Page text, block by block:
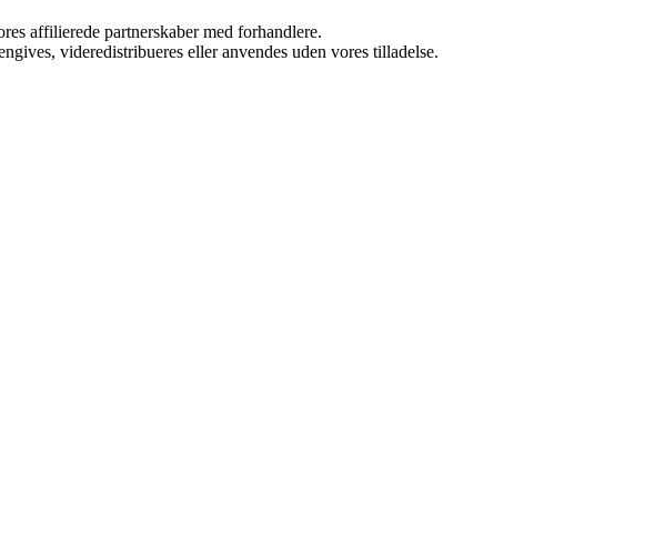
affilierede partnerskaber med forhandlere.
videredistribueres eller anvendes uden vores tilladelse.